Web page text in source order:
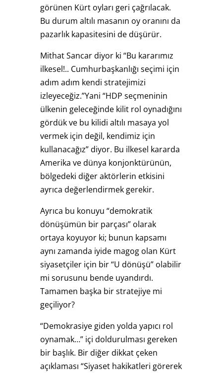
görünen Kürt oyları geri çağrılacak.
Bu durum altılı masanın oy oranını da
pazarlık kapasitesini de düşürür.
Mithat Sancar diyor ki “Bu kararımız
ilkesel!.. Cumhurbaşkanlığı seçimi için
adım adım kendi stratejimizi
izleyeceğiz.”Yani “HDP seçmeninin
ülkenin geleceğinde kilit rol oynadığını
gördük ve bu kilidi altılı masaya yol
vermek için değil, kendimiz için
kullanacağız” diyor. Bu ilkesel kararda
Amerika ve dünya konjonktürünün,
bölgedeki diğer aktörlerin etkisini
ayrıca değerlendirmek gerekir.
Ayrıca bu konuyu “demokratik
dönüşümün bir parçası” olarak
ortaya koyuyor ki; bunun kapsamı
aynı zamanda iyide magog olan Kürt
siyasetçiler için bir “U dönüşü” olabilir
mi sorusunu bende uyandırdı.
Tamamen başka bir stratejiye mi
geçiliyor?
“Demokrasiye giden yolda yapıcı rol
oynamak…” içi doldurulması gereken
bir başlık. Bir diğer dikkat çeken
açıklaması “Siyaset hakikatleri görerek